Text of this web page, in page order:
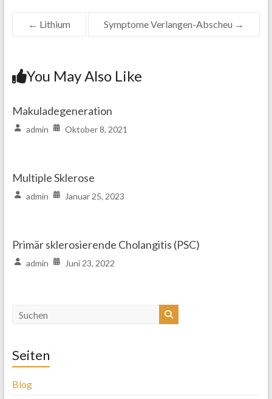
← Lithium Symptome Verlangen-Abscheu →
You May Also Like
Makuladegeneration
admin Oktober 8, 2021
Multiple Sklerose
admin Januar 25, 2023
Primär sklerosierende Cholangitis (PSC)
admin Juni 23, 2022
Seiten
Blog